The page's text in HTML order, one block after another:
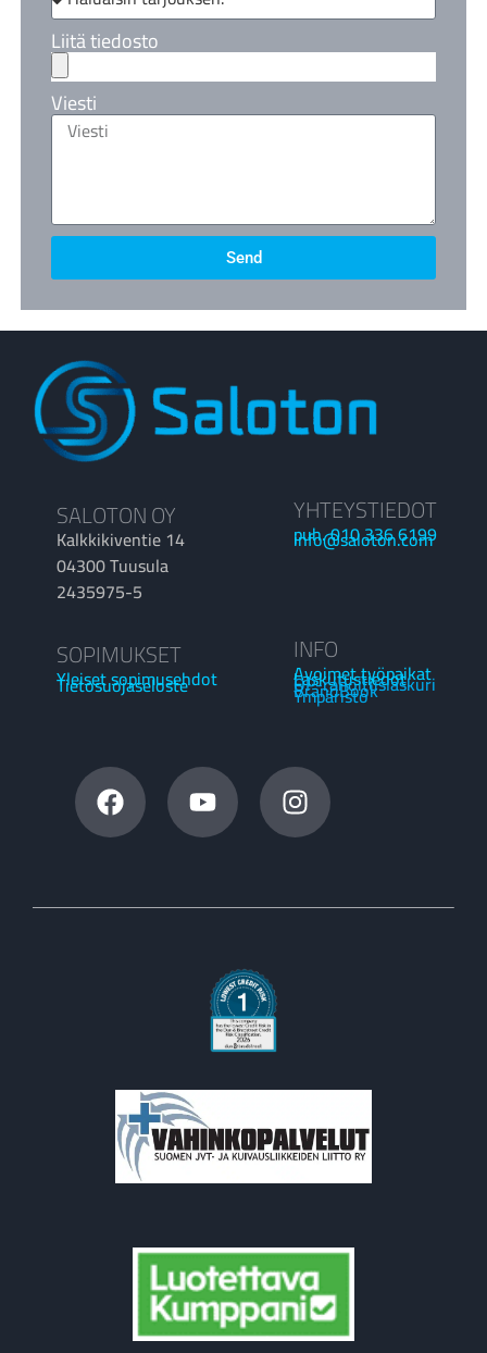
Liitä tiedosto
Viesti
Send
SALOTON OY
Kalkkikiventie 14
04300 Tuusula
2435975-5
YHTEYSTIEDOT
puh. 010 336 6199
info@saloton.com
SOPIMUKSET
Yleiset sopimusehdot
Tietosuojaseloste
INFO
Avoimet työpaikat
Laskutustiedot
OP-rahoituslaskuri
BrandBook
Ympäristö